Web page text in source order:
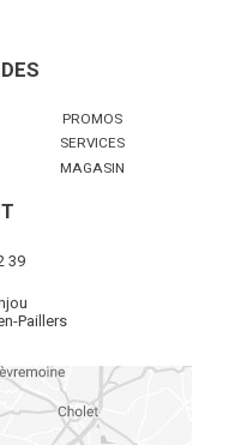
PROMOS
SERVICES
MAGASIN
39
Paillers